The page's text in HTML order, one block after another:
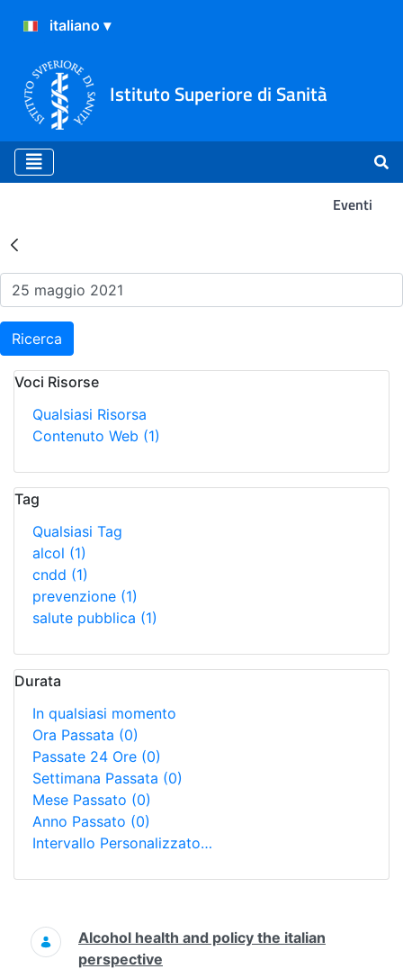
Istituto Superiore di Sanità
Eventi
Risultati della Ricerca -
Ricerca
Voci Risorse
Qualsiasi Risorsa
Contenuto Web (1)
Tag
Qualsiasi Tag
alcol (1)
cndd (1)
prevenzione (1)
salute pubblica (1)
Durata
In qualsiasi momento
Ora Passata (0)
Passate 24 Ore (0)
Settimana Passata (0)
Mese Passato (0)
Anno Passato (0)
Intervallo Personalizzato…
Ricerca
Alcohol health and policy the italian
perspective